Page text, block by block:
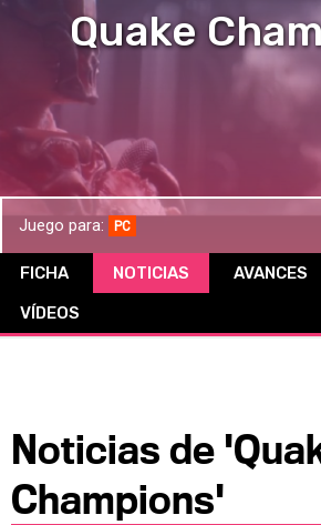
NOTICIAS
OPINIÓN
AVANCES
E3
Quake
Juego para: PC
FICHA NOTICIAS AVANCES
VÍDEOS
Noticias de
Champions'